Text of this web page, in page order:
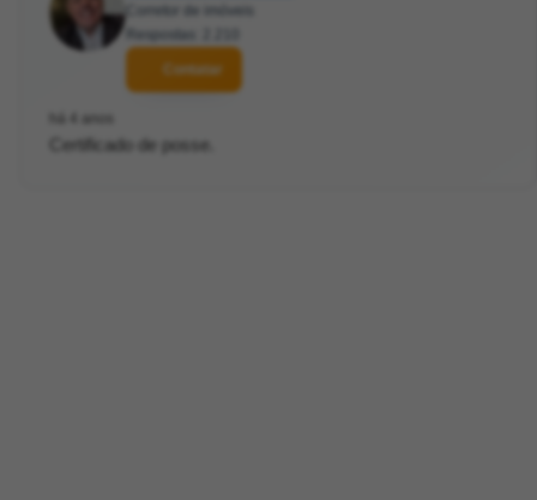
Corretor de imóveis
Respostas: 2.210
Contatar
há 4 anos
Certificado de posse.